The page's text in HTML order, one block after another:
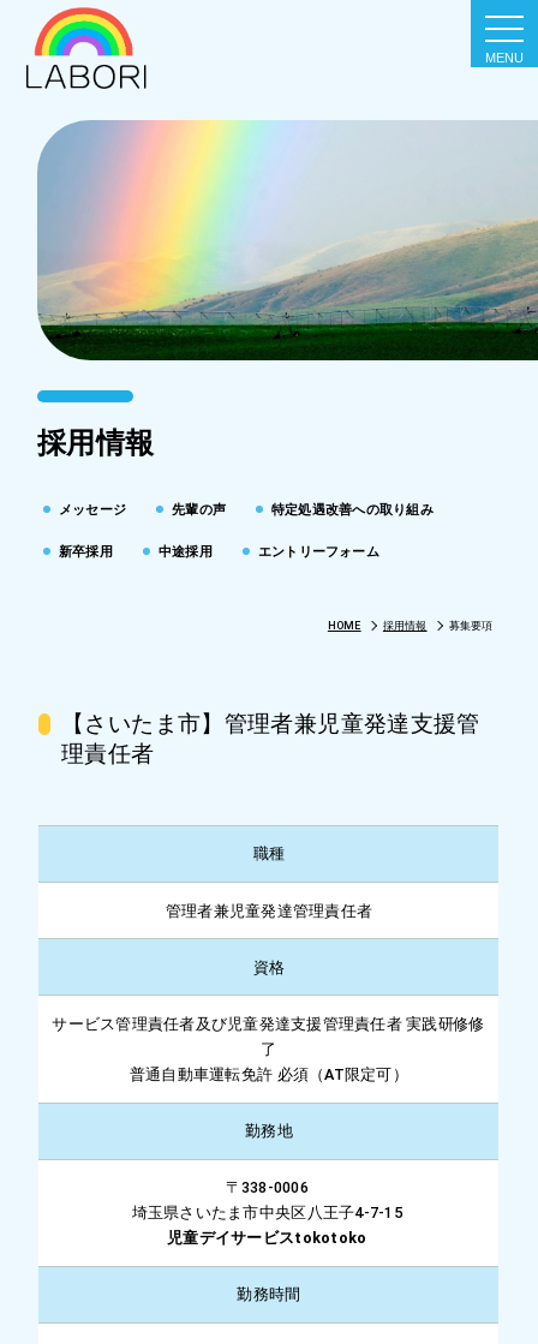
採用情報
メッセージ 先輩の声 特定処遇改善への取り組み
新卒採用 中途採用 エントリーフォーム
HOME 採用情報 募集要項
【さいたま市】管理者兼児童発達支援管
理責任者
職種
管理者兼児童発達管理責任者
資格
サービス管理責任者及び児童発達支援管理責任者 実践研修修
了
普通自動車運転免許 必須（AT限定可）
勤務地
〒338-0006
埼玉県さいたま市中央区八王子4-7-15
児童デイサービスtokotoko
勤務時間